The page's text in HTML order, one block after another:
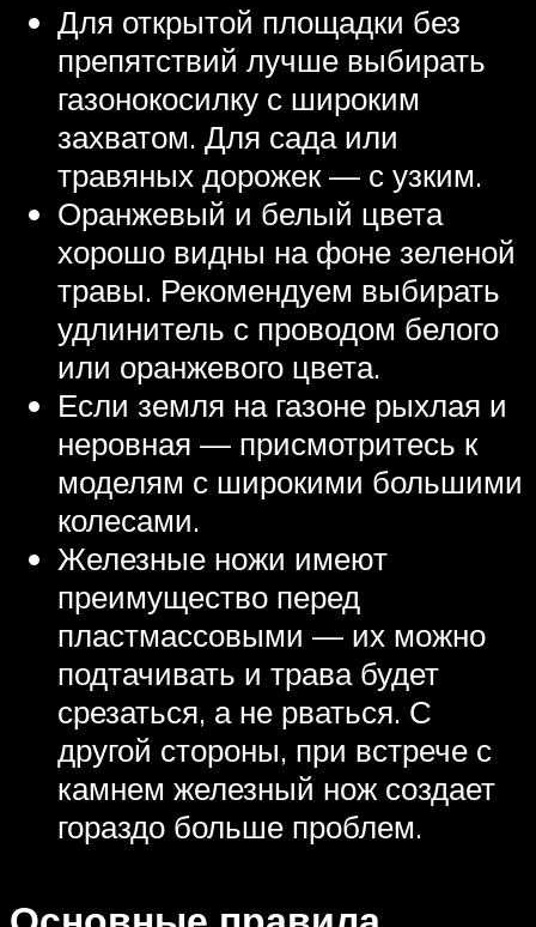
Для открытой площадки без
препятствий лучше выбирать
газонокосилку с широким
захватом. Для сада или
травяных дорожек — с узким.
Оранжевый и белый цвета
хорошо видны на фоне зеленой
травы. Рекомендуем выбирать
удлинитель с проводом белого
или оранжевого цвета.
Если земля на газоне рыхлая и
неровная — присмотритесь к
моделям с широкими большими
колесами.
Железные ножи имеют
преимущество перед
пластмассовыми — их можно
подтачивать и трава будет
срезаться, а не рваться. С
другой стороны, при встрече с
камнем железный нож создает
гораздо больше проблем.